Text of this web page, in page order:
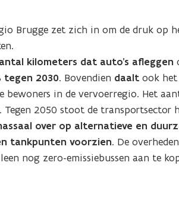
Brugge zet zich in om de druk op
kilometers dat auto’s afleggen
tegen 2030. Bovendien daalt ook het
bewoners in de vervoerregio. Het
Tegen 2050 stoot de transportsector
over op alternatieve en
tankpunten voorzien. De
nog zero-emissiebussen aan te